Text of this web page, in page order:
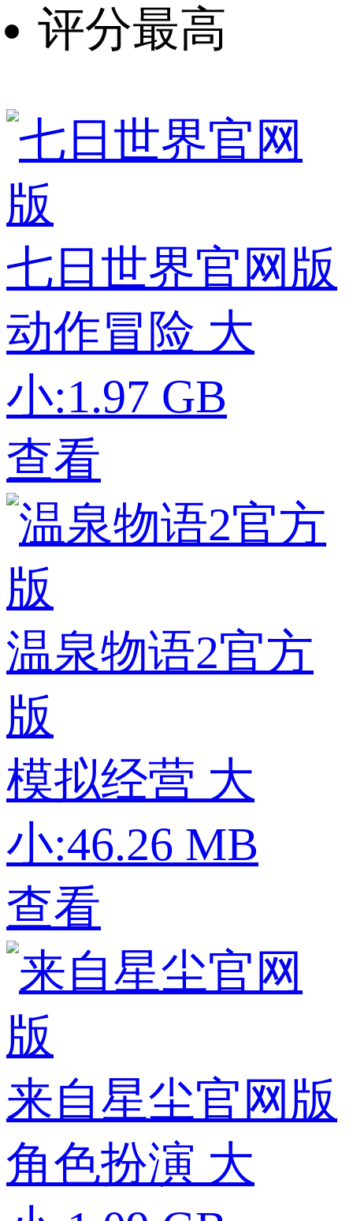
评分最高
七日世界官网版
动作冒险 大
小:1.97 GB
查看
温泉物语2官方
版
模拟经营 大
小:46.26 MB
查看
来自星尘官网版
角色扮演 大